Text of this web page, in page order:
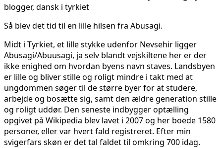
Så blev det tid til en lille hilsen fra Abusagi.
Midt i Tyrkiet, et lille stykke udenfor Nevsehir ligger
Abusagi/Abuusagi, ja selv blandt vejskiltene her er der
ikke enighed om hvordan byens navn staves. Landsbyen
er lille og bliver stille og roligt mindre i takt med at
ungdommen søger til de større byer for at studere,
arbejde og bosætte sig, samt den ældre generation stille
og roligt uddør. Den seneste indbygger optælling
opgivet på Wikipedia blev lavet i 2007 og her boede 1580
personer, eller var hvert fald registreret. Efter min
svigerfars skøn er det tal faldet til omkring 700 idag.